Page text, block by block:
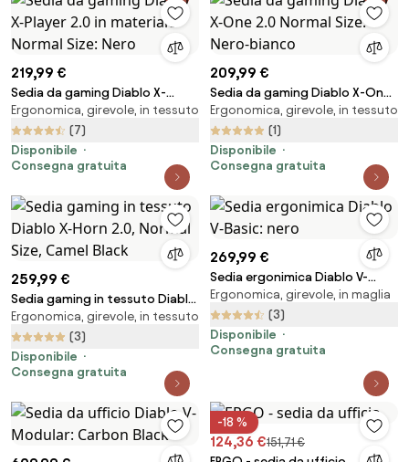
219,99 €
Sedia da gaming Diablo X-
Player 2.0 in materiale Normal
Size: Nero
Ergonomica, girevole, in tessuto
(7)
Disponibile
Consegna gratuita
209,99 €
Sedia da gaming Diablo X-One
2.0 Normal Size: Nero-bianco
Ergonomica, girevole, in tessuto
(1)
Disponibile
Consegna gratuita
259,99 €
Sedia gaming in tessuto Diablo
X-Horn 2.0, Normal Size, Camel
Black
Ergonomica, girevole, in tessuto
(3)
Disponibile
Consegna gratuita
269,99 €
Sedia ergonimica Diablo V-
Basic: nero
Ergonomica, girevole, in maglia
(3)
Disponibile
Consegna gratuita
-18 %
124,36 €151,71 €